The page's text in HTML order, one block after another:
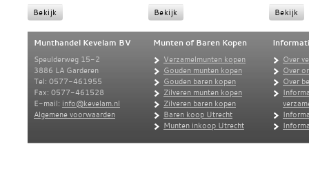
Munthandel Kevelam BV
Speulderweg 15-2
3886 LA Garderen
Tel: 0577-461955
Fax: 0577-461528
E-mail: info@kevelam.nl
Algemene voorwaarden
Munten of Baren Kopen
Verzamelmunten kopen
Gouden munten kopen
Gouden baren kopen
Zilveren munten kopen
Zilveren baren kopen
Baren koop Utrecht
Munten inkoop Utrecht
Over
Over
Over